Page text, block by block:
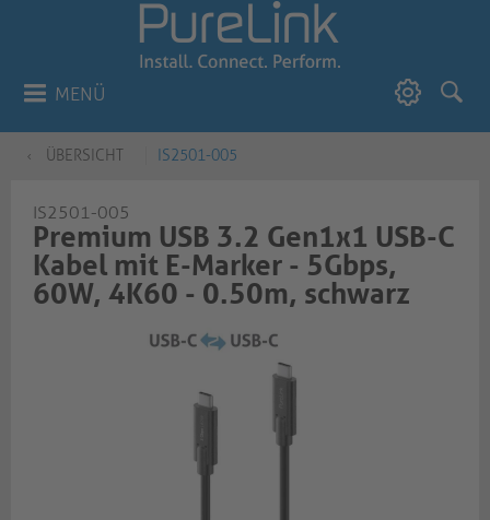
MENÜ
ÜBERSICHT IS2501-005
IS2501-005
Premium USB 3.2 Gen1x1 USB-C
Kabel mit E-Marker - 5Gbps,
60W, 4K60 - 0.50m, schwarz